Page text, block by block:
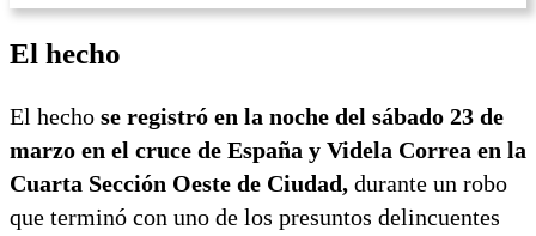
El hecho
El hecho se registró en la noche del sábado 23 de
marzo en el cruce de España y Videla Correa en la
Cuarta Sección Oeste de Ciudad, durante un robo
que terminó con uno de los presuntos delincuentes